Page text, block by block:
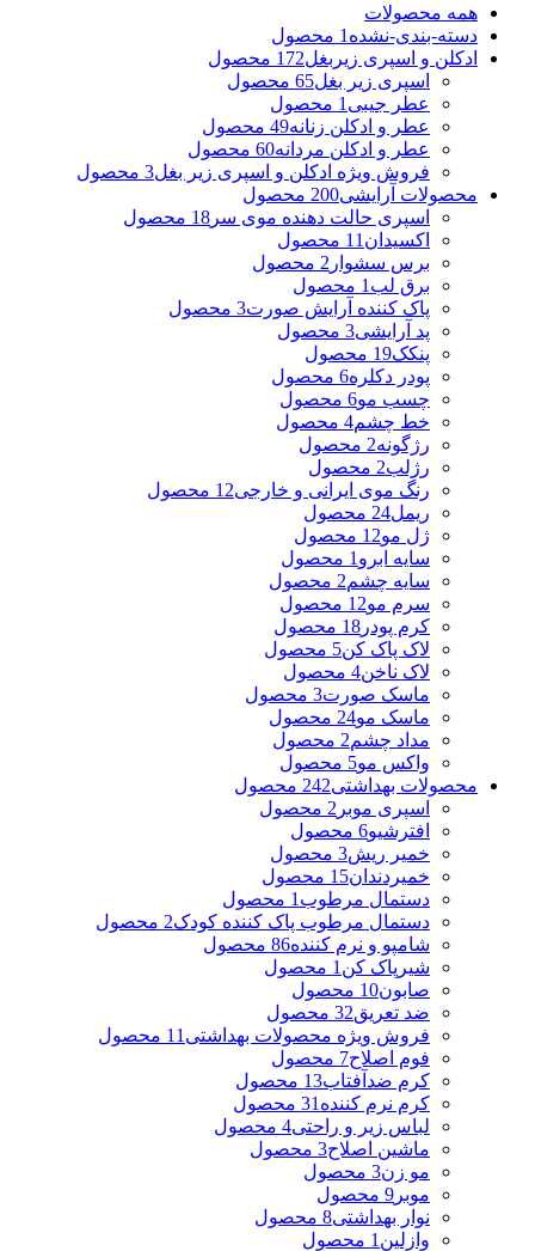
همه محصولات
دسته-بندی-نشده 1 محصول
ادکلن و اسپری زیربغل172 محصول
اسپری زیر بغل65 محصول
عطر جیبی 1 محصول
عطر و ادکلن زنانه49 محصول
عطر و ادکلن مردانه60 محصول
فروش ویژه ادکلن و اسپری زیر بغل3 محصول
محصولات آرایشی200 محصول
اسپری حالت دهنده موی سر 18 محصول
اکسیدان 11 محصول
برس سشوار 2 محصول
برق لب 1 محصول
پاک کننده آرایش صورت3 محصول
پد آرایشی3 محصول
پنکک19 محصول
پودر دکلره6 محصول
چسب مو6 محصول
خط چشم4 محصول
رژگونه2 محصول
رژلب2 محصول
رنگ موی ایرانی و خارجی12 محصول
ریمل24 محصول
ژل مو12 محصول
سایه ابرو 1 محصول
سایه چشم2 محصول
سرم مو12 محصول
کرم پودر 18 محصول
لاک پاک کن5 محصول
لاک ناخن4 محصول
ماسک صورت3 محصول
ماسک مو24 محصول
مداد چشم2 محصول
واکس مو5 محصول
محصولات بهداشتی242 محصول
اسپری موبر 2 محصول
افترشیو6 محصول
خمیر ریش3 محصول
خمیردندان15 محصول
دستمال مرطوب 1 محصول
دستمال مرطوب پاک کننده کودک2 محصول
شامپو و نرم کننده86 محصول
شیرپاک کن 1 محصول
صابون10 محصول
ضد تعریق32 محصول
فروش ویژه محصولات بهداشتی 11 محصول
فوم اصلاح7 محصول
کرم ضدآفتاب13 محصول
کرم نرم کننده 31 محصول
لباس زیر و راحتی4 محصول
ماشین اصلاح3 محصول
مو زن3 محصول
موبر 9 محصول
نوار بهداشتی8 محصول
وازلین 1 محصول